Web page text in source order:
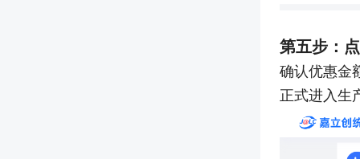
第五步：
确认优惠金
正式进入生